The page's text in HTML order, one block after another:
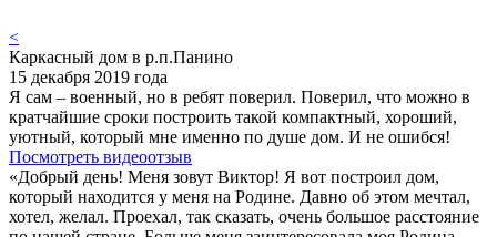
<
Каркасный дом в р.п.Панино
15 декабря 2019 года
Я сам – военный, но в ребят поверил. Поверил, что можно в
кратчайшие сроки построить такой компактный, хороший,
уютный, который мне именно по душе дом. И не ошибся!
Посмотреть видеоотзыв
«Добрый день! Меня зовут Виктор! Я вот построил дом,
который находится у меня на Родине. Давно об этом мечтал,
хотел, желал. Проехал, так сказать, очень большое расстояние